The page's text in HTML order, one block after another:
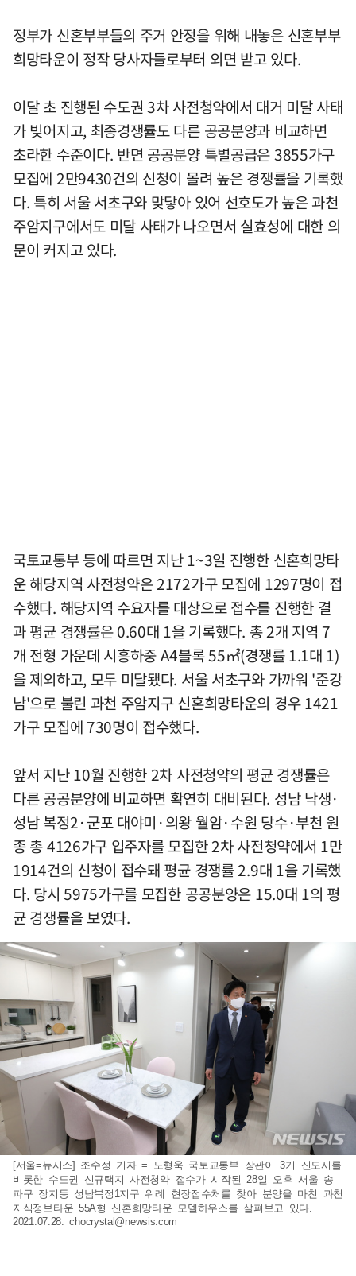
정부가 신혼부부들의 주거 안정을 위해 내놓은 신혼부부
희망타운이 정작 당사자들로부터 외면 받고 있다.
이달 초 진행된 수도권 3차 사전청약에서 대거 미달 사태
가 빚어지고, 최종경쟁률도 다른 공공분양과 비교하면
초라한 수준이다. 반면 공공분양 특별공급은 3855가구
모집에 2만9430건의 신청이 몰려 높은 경쟁률을 기록했
다. 특히 서울 서초구와 맞닿아 있어 선호도가 높은 과천
주암지구에서도 미달 사태가 나오면서 실효성에 대한 의
문이 커지고 있다.
국토교통부 등에 따르면 지난 1~3일 진행한 신혼희망타
운 해당지역 사전청약은 2172가구 모집에 1297명이 접
수했다. 해당지역 수요자를 대상으로 접수를 진행한 결
과 평균 경쟁률은 0.60대 1을 기록했다. 총 2개 지역 7
개 전형 가운데 시흥하중 A4블록 55㎡(경쟁률 1.1대 1)
을 제외하고, 모두 미달됐다. 서울 서초구와 가까워 '준강
남'으로 불린 과천 주암지구 신혼희망타운의 경우 1421
가구 모집에 730명이 접수했다.
앞서 지난 10월 진행한 2차 사전청약의 평균 경쟁률은
다른 공공분양에 비교하면 확연히 대비된다. 성남 낙생·
성남 복정2·군포 대야미·의왕 월암·수원 당수·부천 원
종 총 4126가구 입주자를 모집한 2차 사전청약에서 1만
1914건의 신청이 접수돼 평균 경쟁률 2.9대 1을 기록했
다. 당시 5975가구를 모집한 공공분양은 15.0대 1의 평
균 경쟁률을 보였다.
[서울=뉴시스] 조수정 기자 = 노형욱 국토교통부 장관이 3기 신도시를
비롯한 수도권 신규택지 사전청약 접수가 시작된 28일 오후 서울 송
파구 장지동 성남복정1지구 위례 현장접수처를 찾아 분양을 마친 과천
지식정보타운 55A형 신혼희망타운 모델하우스를 살펴보고 있다.
2021.07.28.chocrystal@newsis.com